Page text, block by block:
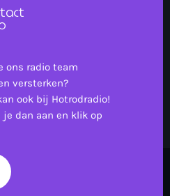
ons radio team
versterken?
ook bij Hotrodradio!
je dan aan en klik op